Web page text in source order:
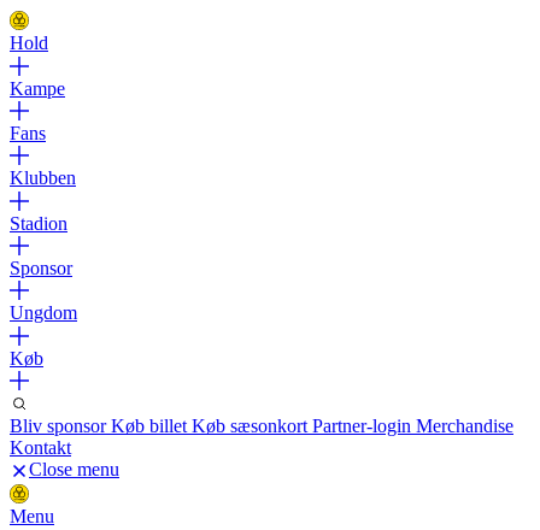
Hold
Kampe
Fans
Klubben
Stadion
Sponsor
Ungdom
Køb
Bliv sponsorKøb billet Køb sæsonkort Partner-login Merchandise
Kontakt
Close menu
Menu